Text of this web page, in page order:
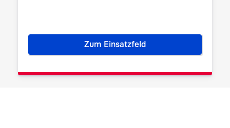
Zum Einsatzfeld
Bundes- und